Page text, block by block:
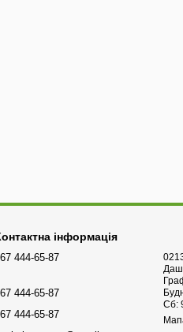
інформація
444-65-87
444-65-87
444-65-87
Сб: